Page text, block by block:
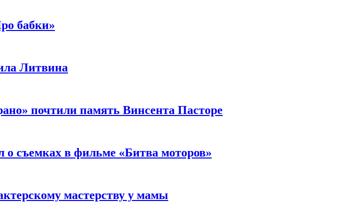
бабки»
Литвина
почтили память Винсента Пасторе
съемках в фильме «Битва моторов»
мастерству у мамы